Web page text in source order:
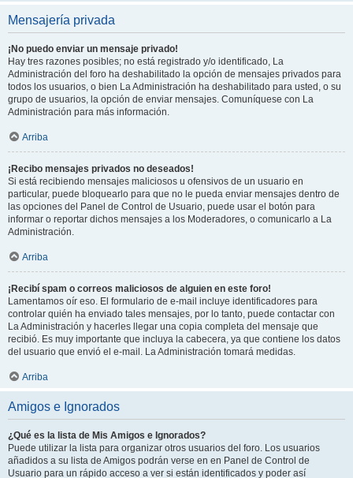
Mensajería privada
¡No puedo enviar un mensaje privado!
Hay tres razones posibles; no está registrado y/o identificado, La
Administración del foro ha deshabilitado la opción de mensajes privados para
todos los usuarios, o bien La Administración ha deshabilitado para usted, o su
grupo de usuarios, la opción de enviar mensajes. Comuníquese con La
Administración para más información.
Arriba
¡Recibo mensajes privados no deseados!
Si está recibiendo mensajes maliciosos u ofensivos de un usuario en
particular, puede bloquearlo para que no le pueda enviar mensajes dentro de
las opciones del Panel de Control de Usuario, puede usar el botón para
informar o reportar dichos mensajes a los Moderadores, o comunicarlo a La
Administración.
Arriba
¡Recibí spam o correos maliciosos de alguien en este foro!
Lamentamos oír eso. El formulario de e-mail incluye identificadores para
controlar quién ha enviado tales mensajes, por lo tanto, puede contactar con
La Administración y hacerles llegar una copia completa del mensaje que
recibió. Es muy importante que incluya la cabecera, ya que contiene los datos
del usuario que envió el e-mail. La Administración tomará medidas.
Arriba
Amigos e Ignorados
¿Qué es la lista de Mis Amigos e Ignorados?
Puede utilizar la lista para organizar otros usuarios del foro. Los usuarios
añadidos a su lista de Amigos podrán verse en en Panel de Control de
Usuario para un rápido acceso a ver si están identificados y poder así